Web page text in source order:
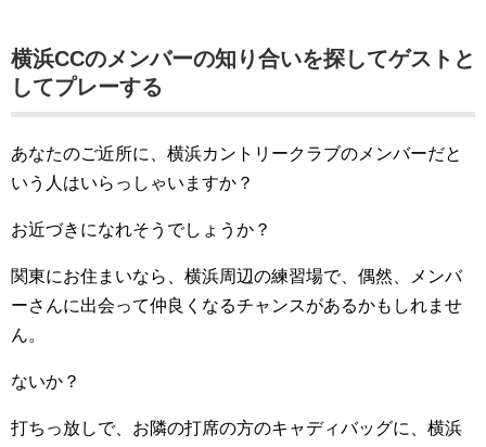
横浜CCのメンバーの知り合いを探してゲストと
してプレーする
あなたのご近所に、横浜カントリークラブのメンバーだと
いう人はいらっしゃいますか？
お近づきになれそうでしょうか？
関東にお住まいなら、横浜周辺の練習場で、偶然、メンバ
ーさんに出会って仲良くなるチャンスがあるかもしれませ
ん。
ないか？
打ちっ放しで、お隣の打席の方のキャディバッグに、横浜